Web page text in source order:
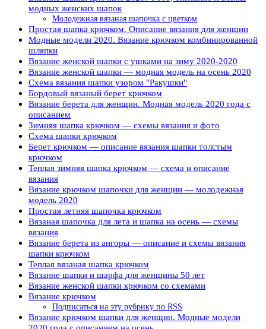
модных женских шапок
Молодежная вязаная шапочка с цветком
Простая шапка крючком. Описание вязания для женщин
Модные модели 2020. Вязание крючком комбинированной
шляпки
Вязание женской шапки с ушками на зиму 2020-2020
Вязание женской шапки — модная модель на осень 2020
Схема вязания шапки узором "Ракушки"
Бордовый вязаный берет крючком
Вязание берета для женщин. Модная модель 2020 года с
описанием
Зимняя шапка крючком — схемы вязания и фото
Схема шапки крючком
Берет крючком — описание вязания шапки толстым
крючком
Теплая зимняя шапка крючком — схема и описание
вязания
Вязание крючком шапочки для женщин — молодежная
модель 2020
Простая летняя шапочка крючком
Вязаная шапочка для лета и шапка на осень — схемы
вязания
Вязание берета из ангоры — описание и схемы вязания
шапки крючком
Теплая вязаная шапка крючком
Вязание шапки и шарфа для женщины 50 лет
Вязание женской шапки крючком со схемами
Вязание крючком
Подписаться на эту рубрику по RSS
Вязание крючком шапки для женщин. Модные модели